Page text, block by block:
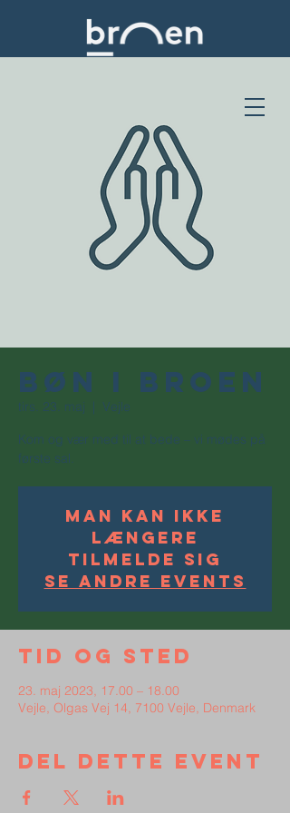
Bøn i Broen
tirs. 23. maj
  |
Vejle
Kom og vær med til at bede – vi mødes på
første sal.
Man kan ikke
længere
tilmelde sig
Se andre events
Tid og sted
23. maj 2023, 17.00 – 18.00
Vejle, Olgas Vej 14, 7100 Vejle, Denmark
Del dette event